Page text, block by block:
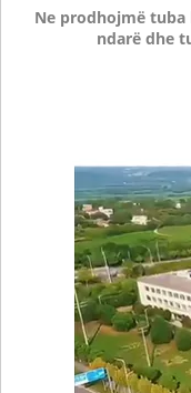
Ne prodhojmë
ndarë dhe